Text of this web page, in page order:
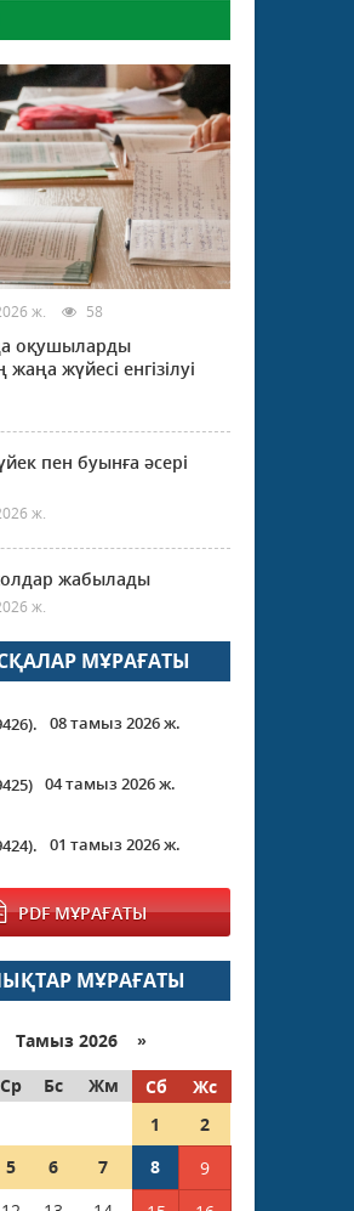
ж. 58
оқушыларды
жүйесі енгізілуі
пен буынға әсері
ж.
жабылады
ж.
МҰРАҒАТЫ
08 тамыз 2026 ж.
04 тамыз 2026 ж.
01 тамыз 2026 ж.
PDF МҰРАҒАТЫ
МҰРАҒАТЫ
Тамыз 2026 »
Ср Бс Жм Сб
Жс
1
2
5 6 7 8
9